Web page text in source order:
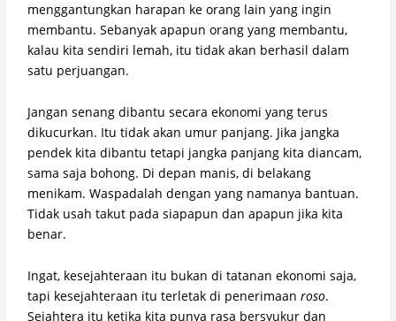
menggantungkan harapan ke orang lain yang ingin
membantu. Sebanyak apapun orang yang membantu,
kalau kita sendiri lemah, itu tidak akan berhasil dalam
satu perjuangan.
Jangan senang dibantu secara ekonomi yang terus
dikucurkan. Itu tidak akan umur panjang. Jika jangka
pendek kita dibantu tetapi jangka panjang kita diancam,
sama saja bohong. Di depan manis, di belakang
menikam. Waspadalah dengan yang namanya bantuan.
Tidak usah takut pada siapapun dan apapun jika kita
benar.
Ingat, kesejahteraan itu bukan di tatanan ekonomi saja,
tapi kesejahteraan itu terletak di penerimaanroso.
Sejahtera itu ketika kita punya rasa bersyukur dan